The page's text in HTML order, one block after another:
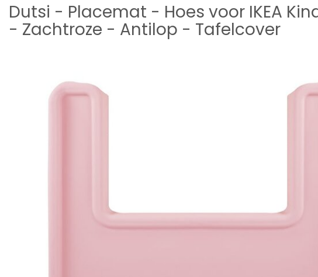
Dutsi - Placemat - Hoes voor IKEA
- Zachtroze - Antilop - Tafelcover